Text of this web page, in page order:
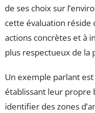
de ses choix sur
cette évaluation réside
actions concrètes et à
plus respectueux de la
Un exemple parlant
établissant leur propre
identifier des zones